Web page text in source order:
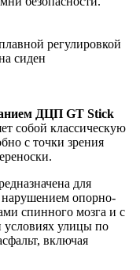
регулировкой
сиден
ДЦП GT Stick
собой классическую
с точки зрения
для
нарушением опорно-
спинного мозга и с
улицы по
включая